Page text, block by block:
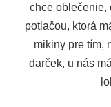
chce oblečenie,
potlačou, ktorá
mikiny pre tím,
darček, u nás